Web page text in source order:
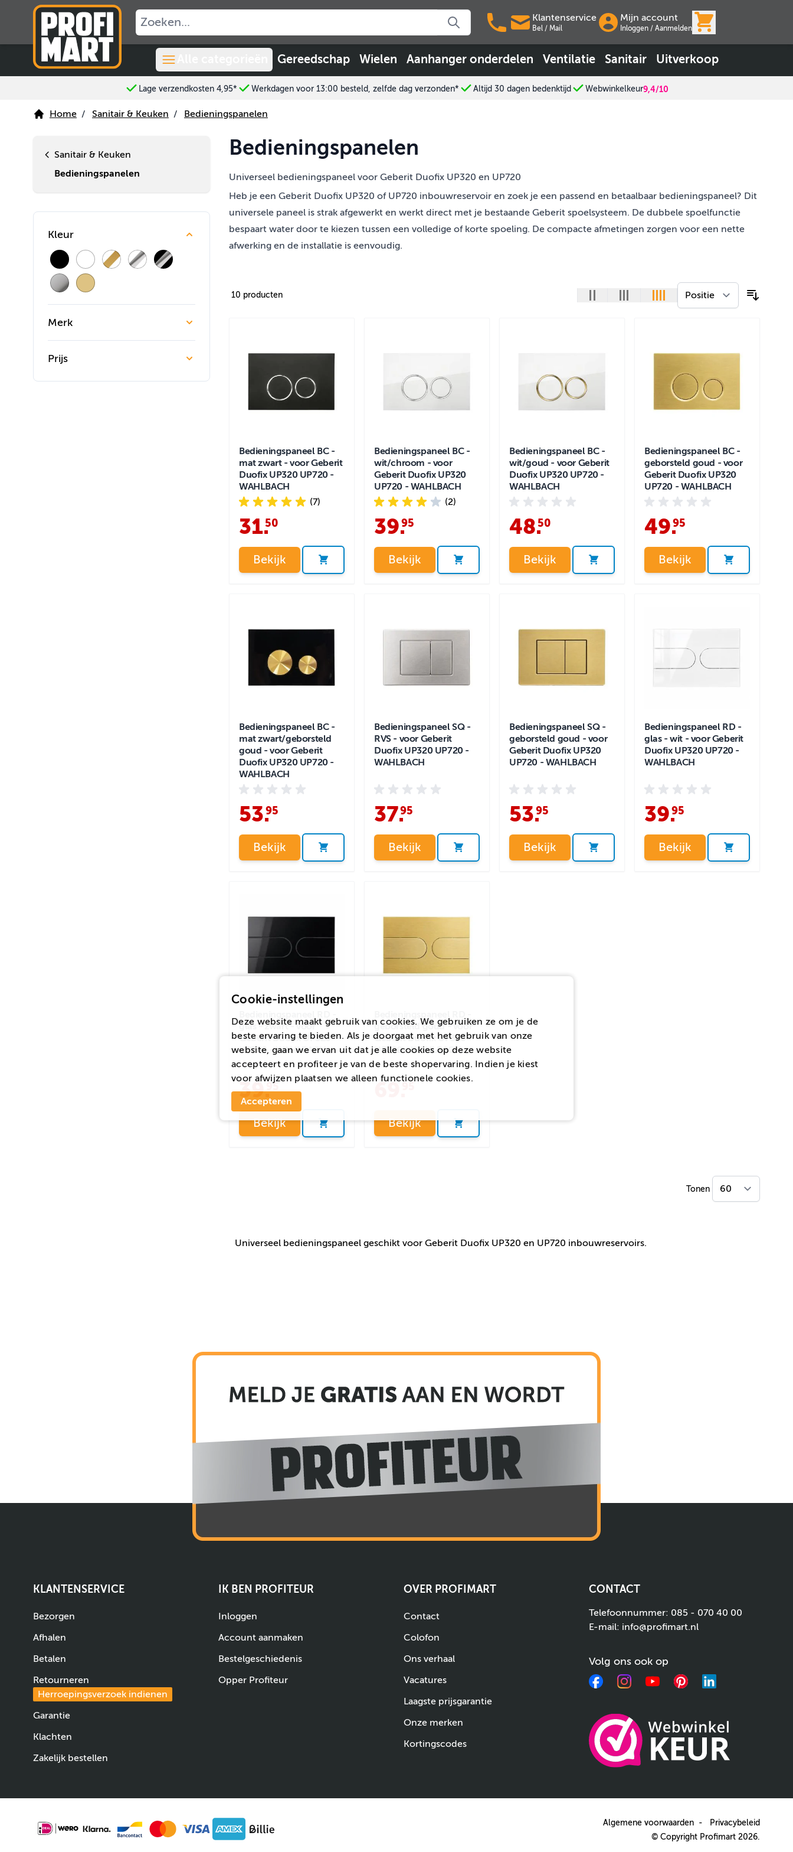
Ga naar de inhoud
Klantenservice
Bel / Mail
Mijn account
Inloggen / Aanmelden
Gereedschap Wielen Aanhanger onderdelen Ventilatie Sanitair Uitverkoop
Lage verzendkosten 4,95* Werkdagen voor 13:00 besteld, zelfde dag verzonden* Altijd 30 dagen bedenktijd Webwinkelkeur9,4/10
Home / Sanitair & Keuken / Bedieningspanelen
Sanitair & Keuken
Bedieningspanelen
Kleur
Merk
Prijs
Bedieningspanelen
Universeel bedieningspaneel voor Geberit Duofix UP320 en UP720
Heb je een Geberit Duofix UP320 of UP720 inbouwreservoir en zoek je een passend en betaalbaar bedieningspaneel? Dit
universele paneel is strak afgewerkt en werkt direct met je bestaande Geberit spoelsysteem. De dubbele spoelfunctie
bespaart water door te kiezen tussen een volledige of korte spoeling. De compacte afmetingen zorgen voor een nette
afwerking en de installatie is eenvoudig.
10 producten
Bedieningspaneel BC -
mat zwart - voor Geberit
Duofix UP320 UP720 -
WAHLBACH
(7)
31.
50
Bekijk
Bedieningspaneel BC -
wit/chroom - voor
Geberit Duofix UP320
UP720 - WAHLBACH
(2)
39.
95
Bekijk
Bedieningspaneel BC -
wit/goud - voor Geberit
Duofix UP320 UP720 -
WAHLBACH
48.
50
Bekijk
Bedieningspaneel BC -
geborsteld goud - voor
Geberit Duofix UP320
UP720 - WAHLBACH
49.
95
Bekijk
Bedieningspaneel BC -
mat zwart/geborsteld
goud - voor Geberit
Duofix UP320 UP720 -
WAHLBACH
53.
95
Bekijk
Bedieningspaneel SQ -
RVS - voor Geberit
Duofix UP320 UP720 -
WAHLBACH
37.95
Bekijk
Bedieningspaneel SQ -
geborsteld goud - voor
Geberit Duofix UP320
UP720 - WAHLBACH
53.
95
Bekijk
Bedieningspaneel RD -
glas - wit - voor Geberit
Duofix UP320 UP720 -
WAHLBACH
39.
95
Bekijk
glas - zwart - voor
Geberit Duofix UP320
UP720 - WAHLBACH
39.95
Bekijk
geborsteld goud - voor
Geberit Duofix UP320
UP720 - WAHLBACH
Bekijk
Tonen
Universeel bedieningspaneel geschikt voor Geberit Duofix UP320 en UP720 inbouwreservoirs.
KLANTENSERVICE
Bezorgen
Afhalen
Betalen
Retourneren
Herroepingsverzoek indienen
Garantie
Klachten
Zakelijk bestellen
IK BEN PROFITEUR
Inloggen
Account aanmaken
Bestelgeschiedenis
Opper Profiteur
OVER PROFIMART
Contact
Colofon
Ons verhaal
Vacatures
Laagste prijsgarantie
Onze merken
Kortingscodes
CONTACT
Telefoonnummer: 085 - 070 40 00
E-mail: info@profimart.nl
Volg ons ook op
FacebookInstagramYouTubePinterestLinkedIn
Algemene voorwaarden
Privacybeleid
© Copyright Profimart 2026.
Cookie-instellingen
Deze website maakt gebruik van cookies. We gebruiken ze om je de
beste ervaring te bieden. Als je doorgaat met het gebruik van onze
website, gaan we ervan uit dat je alle cookies op deze website
accepteert en profiteer je van de beste shopervaring. Indien je kiest
voor afwijzen plaatsen we alleen functionele cookies.
Accepteren